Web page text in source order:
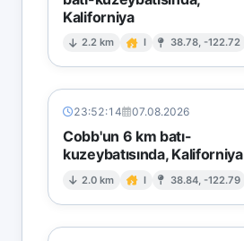
Kaliforniya
2.2 km I 38.78, -122.72
23:52:14 07.08.2026
Cobb'un 6 km batı-
kuzeybatısında, Kaliforniya
2.0 km I 38.84, -122.79